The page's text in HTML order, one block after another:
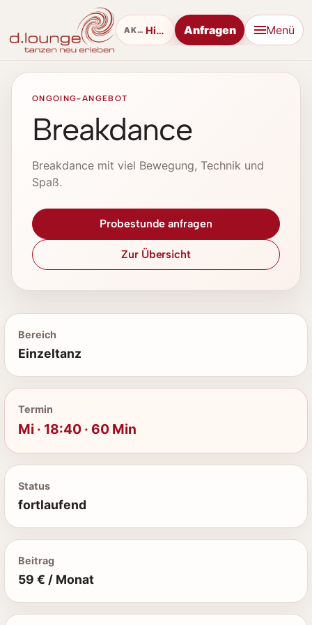
AKTUELL Hip Hop Anfragen Menü
ONGOING-ANGEBOT
Breakdance
Breakdance mit viel Bewegung, Technik und
Spaß.
Probestunde anfragen
Zur Übersicht
Bereich
Einzeltanz
Termin
Mi · 18:40 · 60 Min
Status
fortlaufend
Beitrag
59 € / Monat